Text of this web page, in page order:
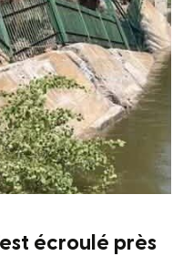
écroulé près